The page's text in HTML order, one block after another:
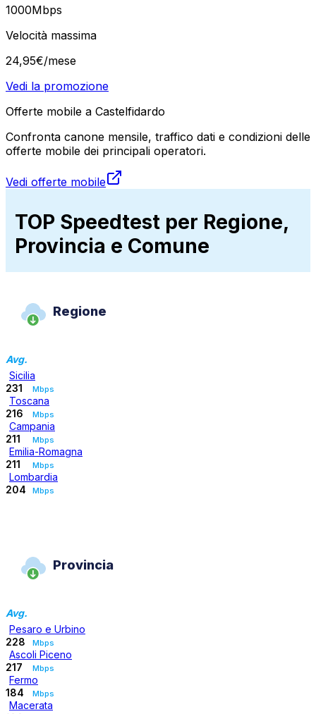
1000Mbps
Velocità massima
24,95€/mese
Vedi la promozione
Offerte mobile a Castelfidardo
Confronta canone mensile, traffico dati e condizioni delle
offerte mobile dei principali operatori.
Vedi offerte mobile
TOP Speedtest per Regione,
Provincia e Comune
Regione
Avg.
Sicilia
231
Mbps
Toscana
216
Mbps
Campania
211
Mbps
Emilia-Romagna
211
Mbps
Lombardia
204
Mbps
Provincia
Avg.
Pesaro e Urbino
228
Mbps
Ascoli Piceno
217
Mbps
Fermo
184
Mbps
Macerata